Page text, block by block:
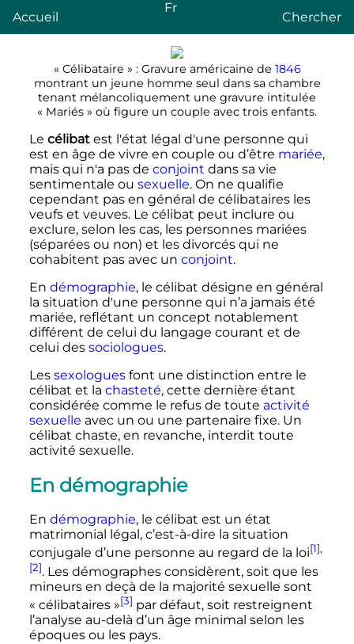
Accueil
Fr
Chercher
« Célibataire » : Gravure américaine de 1846
montrant un jeune homme seul dans sa chambre
tenant mélancoliquement une gravure intitulée
« Mariés » où figure un couple avec trois enfants.
Le célibatest l'état légal d'une personne qui
est en âge de vivre en couple ou d’être mariée,
mais qui n'a pas de conjoint dans sa vie
sentimentale ou sexuelle. On ne qualifie
cependant pas en général de célibataires les
veufs et veuves. Le célibat peut inclure ou
exclure, selon les cas, les personnes mariées
(séparées ou non) et les divorcés qui ne
cohabitent pas avec un conjoint.
En démographie, le célibat désigne en général
la situation d'une personne qui n’a jamais été
mariée, reflétant un concept notablement
différent de celui du langage courant et de
celui des sociologues.
Les sexologuesfont une distinction entre le
célibat et la chasteté, cette dernière étant
considérée comme le refus de toute activité
sexuelle avec un ou une partenaire fixe. Un
célibat chaste, en revanche, interdit toute
activité sexuelle.
En démographie
En démographie, le célibat est un état
matrimonial légal, c’est-à-dire la situation
conjugale d’une personne au regard de la loi[1],
[2]. Les démographes considèrent, soit que les
mineurs en deçà de la majorité sexuelle sont
« célibataires »[3] par défaut, soit restreignent
l’analyse au-delà d’un âge minimal selon les
époques ou les pays.